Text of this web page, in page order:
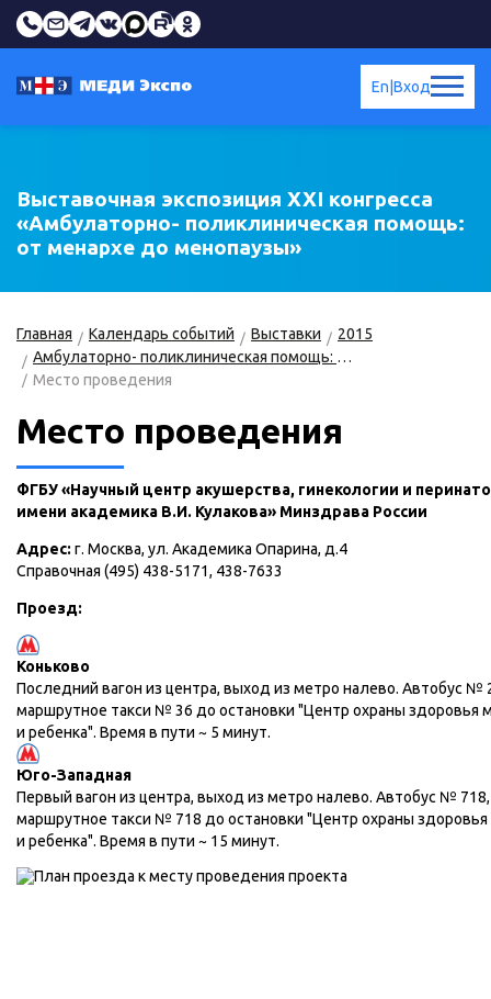
Вход
En
Выставочная экспозиция XXI конгресса
«Амбулаторно- поликлиническая помощь:
от менархе до менопаузы»
Главная Календарь событий Выставки
2015
Амбулаторно- поликлиническая помощь: от менархе до менопаузы
Место проведения
Место проведения
ФГБУ «Научный центр акушерства, гинекологии и
имени академика В.И. Кулакова» Минздрава России
Адрес: г. Москва, ул. Академика Опарина, д.4
Справочная (495) 438-5171, 438-7633
Проезд:
Коньково
Последний вагон из центра, выход из метро налево. Автобус №
маршрутное такси № 36 до остановки "Центр охраны здоровья
и ребенка". Время в пути ~ 5 минут.
Юго-Западная
Первый вагон из центра, выход из метро налево. Автобус № 718,
маршрутное такси № 718 до остановки "Центр охраны
и ребенка". Время в пути ~ 15 минут.